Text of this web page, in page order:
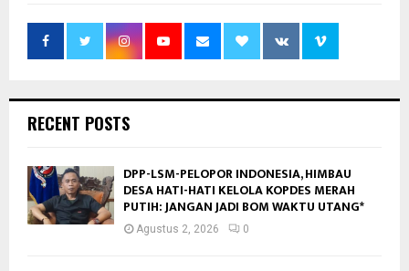
RECENT POSTS
DPP-LSM-PELOPOR INDONESIA, HIMBAU
DESA HATI-HATI KELOLA KOPDES MERAH
PUTIH: JANGAN JADI BOM WAKTU UTANG*
Agustus 2, 2026 0